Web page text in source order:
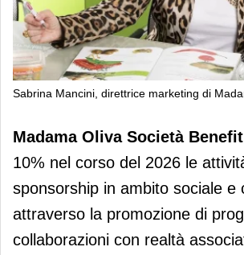
Sabrina Mancini, direttrice marketing di
Madama Oliva rafforza
il territorio: sponsorship
sport e solidarietà
MadamaOliva Società Benefit
10% nel corso del 2026 le
sponsorship in ambito sociale e
attraverso la promozione di
collaborazioni con realtà